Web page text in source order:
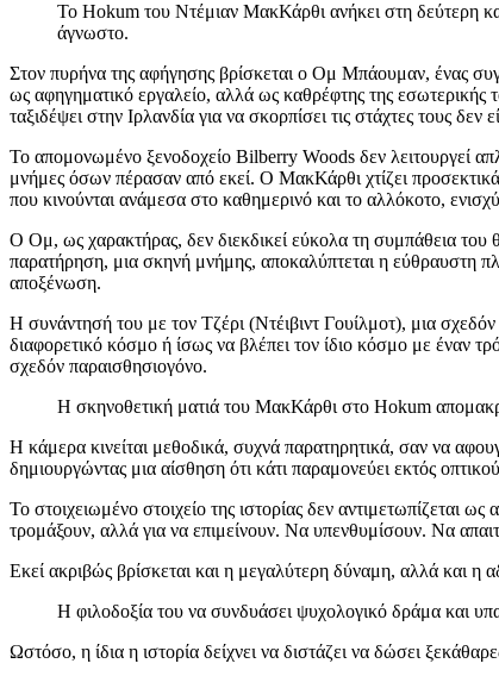
Το Hokum του Ντέμιαν ΜακΚάρθι ανήκει στη δεύτερη
άγνωστο.
Στον πυρήνα της αφήγησης βρίσκεται ο Ομ Μπάουμαν, ένας
ως αφηγηματικό εργαλείο, αλλά ως καθρέφτης της
ταξιδέψει στην Ιρλανδία για να σκορπίσει τις στάχτες τους
Το απομονωμένο ξενοδοχείο Bilberry Woods δεν λειτουργεί
μνήμες όσων πέρασαν από εκεί. Ο ΜακΚάρθι χτίζει
που κινούνται ανάμεσα στο καθημερινό και το αλλόκοτο,
Ο Ομ, ως χαρακτήρας, δεν διεκδικεί εύκολα τη συμπάθεια
παρατήρηση, μια σκηνή μνήμης, αποκαλύπτεται η εύθραυστη
αποξένωση.
Η συνάντησή του με τον Τζέρι (Ντέιβιντ Γουίλμοτ), μια σχεδόν
διαφορετικό κόσμο ή ίσως να βλέπει τον ίδιο κόσμο με έναν
σχεδόν παραισθησιογόνο.
Η σκηνοθετική ματιά του ΜακΚάρθι στο Hokum
Η κάμερα κινείται μεθοδικά, συχνά παρατηρητικά, σαν να
δημιουργώντας μια αίσθηση ότι κάτι παραμονεύει εκτός
Το στοιχειωμένο στοιχείο της ιστορίας δεν
τρομάξουν, αλλά για να επιμείνουν. Να υπενθυμίσουν. Να
Εκεί ακριβώς βρίσκεται και η μεγαλύτερη δύναμη, αλλά και η
Η φιλοδοξία του να συνδυάσει ψυχολογικό δράμα και
Ωστόσο, η ίδια η ιστορία δείχνει να διστάζει να δώσει